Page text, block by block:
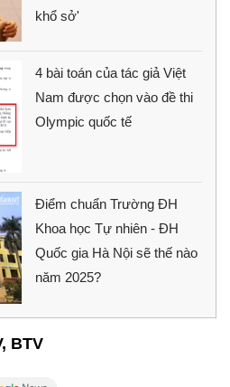
khổ sở'
4 bài toán của tác giả Việt
Nam được chọn vào đề thi
Olympic quốc tế
Điểm chuẩn Trường ĐH
Khoa học Tự nhiên - ĐH
Quốc gia Hà Nội sẽ thế nào
năm 2025?
BTV